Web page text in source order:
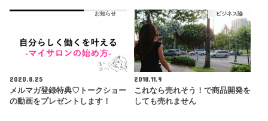
お知らせ
2020.8.25
メルマガ登録特典♡トークショー
の動画をプレゼントします！
ビジネス論
2018.11.9
これなら売れそう！で商品開発を
しても売れません